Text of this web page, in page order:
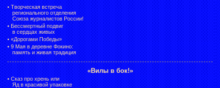
• Творческая встреча
регионального отделения
Союза журналистов России!
• Бессмертный подвиг
в сердцах живых
• «Дорогами Победы»
• 9 Мая в деревне Фокино:
память и живая традиция
«Вилы в бок!»
• Сказ про хрень или
Яд в красивой упаковке